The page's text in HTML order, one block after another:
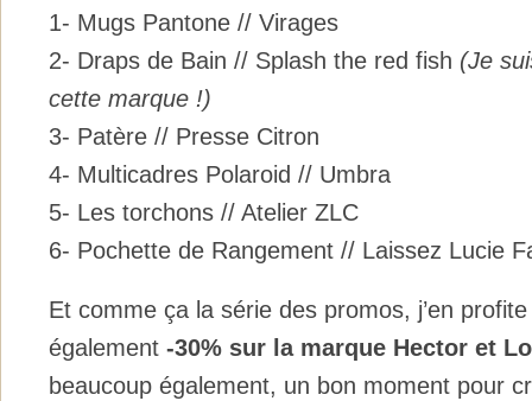
1- Mugs Pantone // Virages
2- Draps de Bain // Splash the red fish (Je
cette marque !)
3- Patère // Presse Citron
4- Multicadres Polaroid // Umbra
5- Les torchons // Atelier ZLC
6- Pochette de Rangement // Laissez Lucie
Et comme ça la série des promos, j’en
également -30% sur la marque Hector et
beaucoup également, un bon moment pour